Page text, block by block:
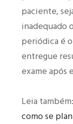
paciente,
inadequado
periódica é
entregue
exame após
Leia também:
como se